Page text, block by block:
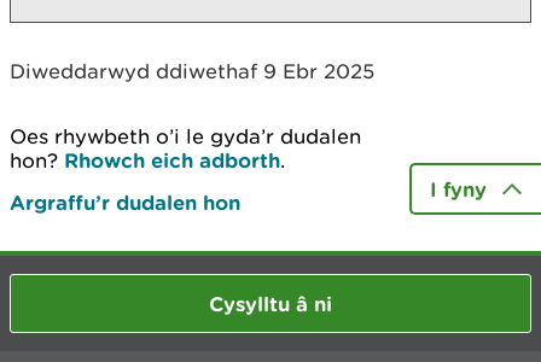
Diweddarwyd ddiwethaf 9 Ebr 2025
Oes rhywbeth o’i le gyda’r dudalen
hon? Rhowch eich adborth.
Argraffu’r dudalen hon
I fyny
Cysylltu â ni